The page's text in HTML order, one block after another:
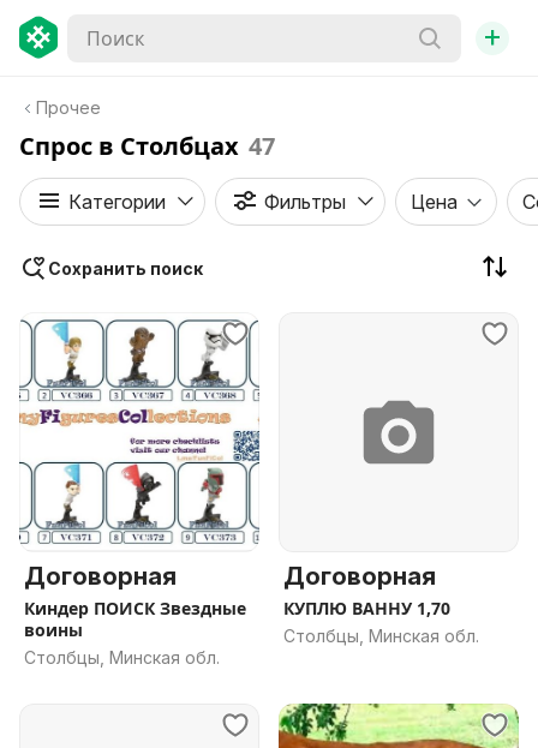
+
Прочее
Спрос в Столбцах 47
Категории Фильтры Цена
Сохранить поиск
Договорная
Киндер ПОИСК Звездные
воины
Столбцы, Минская обл.
Договорная
КУПЛЮ ВАННУ 1,70
Столбцы, Минская обл.